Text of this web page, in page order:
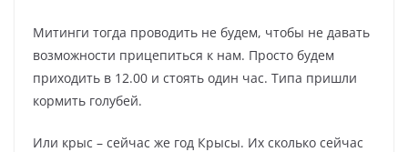
Митинги тогда проводить не будем, чтобы не давать
возможности прицепиться к нам. Просто будем
приходить в 12.00 и стоять один час. Типа пришли
кормить голубей.
Или крыс – сейчас же год Крысы. Их сколько сейчас